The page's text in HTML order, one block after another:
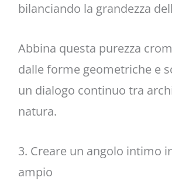
bilanciando la grandezza
Abbina questa purezza
dalle forme geometriche e
un dialogo continuo tra
natura.
3. Creare un angolo intimo
ampio